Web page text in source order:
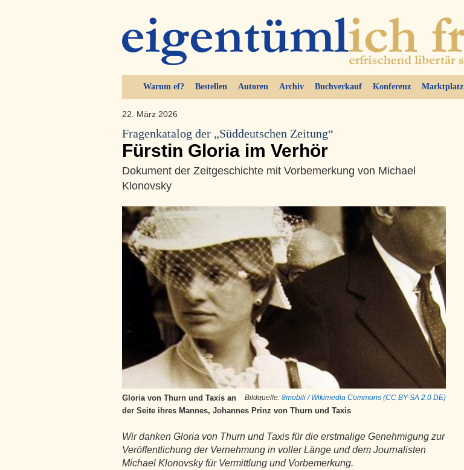
Warum ef? Bestellen Autoren Archiv Buchverkauf Konferenz Marktplatz
22. März 2026
Fragenkatalog der „Süddeutschen Zeitung“
Fürstin Gloria im Verhör
Dokument der Zeitgeschichte mit Vorbemerkung von Michael
Klonovsky
Bildquelle: 8mobili / Wikimedia Commons (CC BY-SA 2.0 DE)
Gloria von Thurn und Taxis an
der Seite ihres Mannes, Johannes Prinz von Thurn und Taxis
Wir danken Gloria von Thurn und Taxis für die erstmalige Genehmigung zur
Veröffentlichung der Vernehmung in voller Länge und dem Journalisten
Michael Klonovsky für Vermittlung und Vorbemerkung.